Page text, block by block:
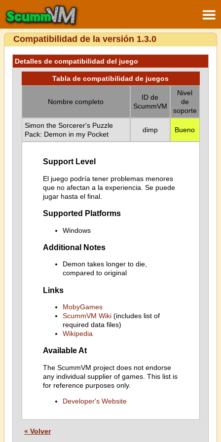
Compatibilidad de la versión 1.3.0
Detalles de compatibilidad del juego
Tabla de compatibilidad de juegos
Nombre completo
ID de
ScummVM
Nivel
de
soporte
Simon the Sorcerer's Puzzle
Pack: Demon in my Pocket
dimp Bueno
Support Level
El juego podría tener problemas menores
que no afectan a la experiencia. Se puede
jugar hasta el final.
Supported Platforms
Windows
Additional Notes
Demon takes longer to die,
compared to original
Links
MobyGames
ScummVM Wiki(includes list of
required data files)
Wikipedia
Available At
The ScummVM project does not endorse
any individual supplier of games. This list is
for reference purposes only.
Developer's Website
« Volver